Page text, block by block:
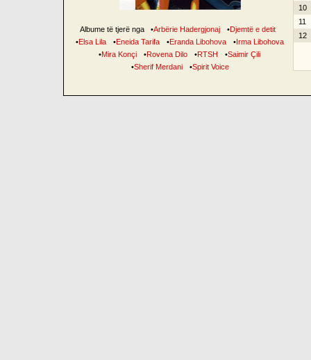
Albume të tjerë nga •Arbërie Hadergjonaj •Djemtë e detit
•Elsa Lila •Eneida Tarifa •Eranda Libohova •Irma Libohova
•Mira Konçi •Rovena Dilo •RTSH •Saimir Çili
•Sherif Merdani •Spirit Voice
10
11
12